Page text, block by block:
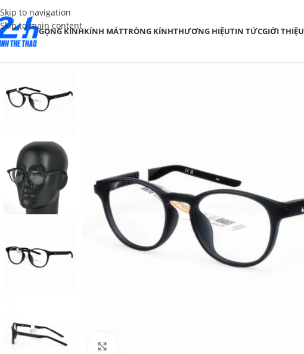
Skip to navigation
Skip to main content
GỌNG KÍNHKÍNH MÁTTRÒNG KÍNHTHƯƠNG HIỆUTIN TỨCGIỚI THIỆU